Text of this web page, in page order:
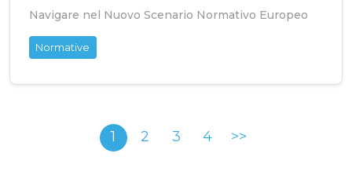
Navigare nel Nuovo Scenario Normativo Europeo
Normative
1 2 3 4 >>